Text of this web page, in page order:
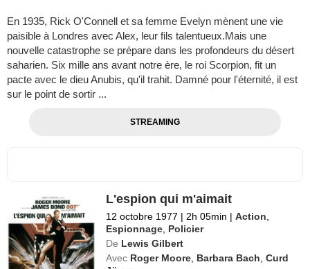
En 1935, Rick O'Connell et sa femme Evelyn mènent une vie
paisible à Londres avec Alex, leur fils talentueux.Mais une
nouvelle catastrophe se prépare dans les profondeurs du désert
saharien. Six mille ans avant notre ère, le roi Scorpion, fit un
pacte avec le dieu Anubis, qu'il trahit. Damné pour l'éternité, il est
sur le point de sortir ...
STREAMING
L'espion qui m'aimait
12 octobre 1977 | 2h 05min | Action
Espionnage Policier
De Lewis Gilbert
Avec Roger Moore Barbara Bach ,Curd